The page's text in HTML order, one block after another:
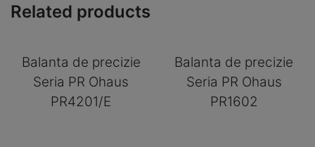
Related products
Balanta de precizie
Seria PR Ohaus
PR4201/E
Balanta de precizie
Seria PR Ohaus
PR1602